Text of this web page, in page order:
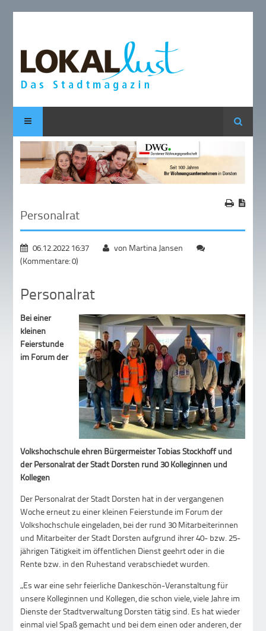
Suche
Personalrat
06.12.2022 16:37
von Martina Jansen
(Kommentare: 0)
Personalrat
Bei einer
kleinen
Feierstunde
im Forum der
Volkshochschule ehren Bürgermeister Tobias Stockhoff und
der Personalrat der Stadt Dorsten rund 30 Kolleginnen und
Kollegen
Der Personalrat der Stadt Dorsten hat in der vergangenen
Woche erneut zu einer kleinen Feierstunde im Forum der
Volkshochschule eingeladen, bei der rund 30 Mitarbeiterinnen
und Mitarbeiter der Stadt Dorsten aufgrund ihrer 40- bzw. 25-
jährigen Tätigkeit im öffentlichen Dienst geehrt oder in die
Rente bzw. in den Ruhestand verabschiedet wurden.
„Es war eine sehr feierliche Dankeschön-Veranstaltung für
unsere Kolleginnen und Kollegen, die schon viele, viele Jahre im
Dienste der Stadtverwaltung Dorsten tätig sind. Es hat wieder
einmal viel Spaß gemacht und bei dem einen oder anderen, der